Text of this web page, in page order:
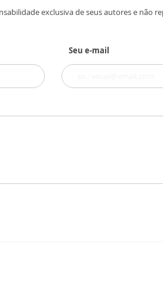
exclusiva de seus autores e não
Seu e-mail